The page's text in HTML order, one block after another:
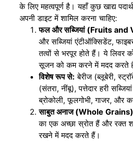
के लिए महत्वपूर्ण है। यहाँ कुछ खाद्य
अपनी डाइट में शामिल करना चाहिए:
फल और सब्जियां (Fruits
और सब्जियां एंटीऑक्सिडेंट,
तत्वों से भरपूर होते हैं। ये लिवर
सूजन को कम करने में मदद करते
विशेष रूप से: बेरीज (ब्लूबेरी,
(संतरा, नींबू), पत्तेदार हरी
ब्रोकोली, फूलगोभी, गाजर, और
साबुत अनाज (Whole
का एक अच्छा स्रोत हैं और रक्त
रखने में मदद करते हैं।